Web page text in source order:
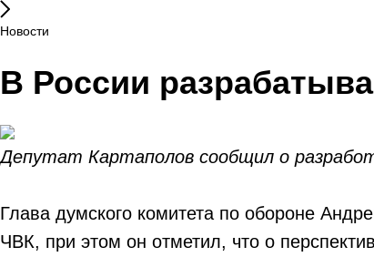
Новости
В России
Депутат Картаполов сообщил о
Глава думского комитета по обороне
ЧВК, при этом он отметил, что о